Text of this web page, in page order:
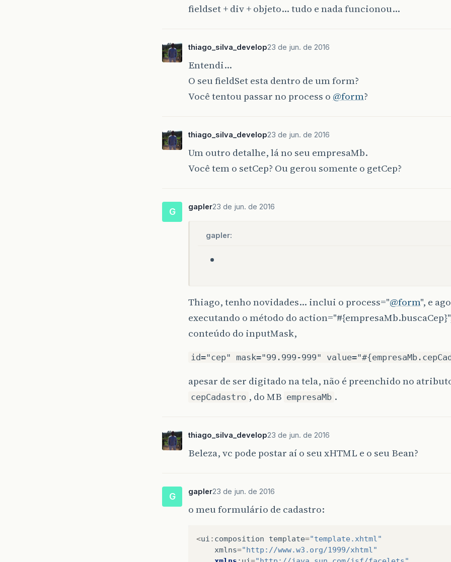
fieldset + div + objeto… tudo e nada funcionou…
thiago_silva_develop23 de jun. de 2016
Entendi…
O seu fieldSet esta dentro de um form?
Você tentou passar no process o @form?
thiago_silva_develop23 de jun. de 2016
Um outro detalhe, lá no seu empresaMb.
Você tem o setCep? Ou gerou somente o getCep?
G gapler23 de jun. de 2016
gapler:
Thiago, tenho novidades… inclui o process="@form", e
executando o método do
conteúdo do inputMask,
id="cep" mask="99.999-999"
apesar de ser digitado na tela, não é preenchido no
cepCadastro , do MB empresaMb .
thiago_silva_develop23 de jun. de 2016
Beleza, vc pode postar aí o seu xHTML e o seu Bean?
G gapler23 de jun. de 2016
o meu formulário de cadastro:
<ui : composition template="template.xhtml"
xmlns="http://www.w3.org/1999/xhtml"